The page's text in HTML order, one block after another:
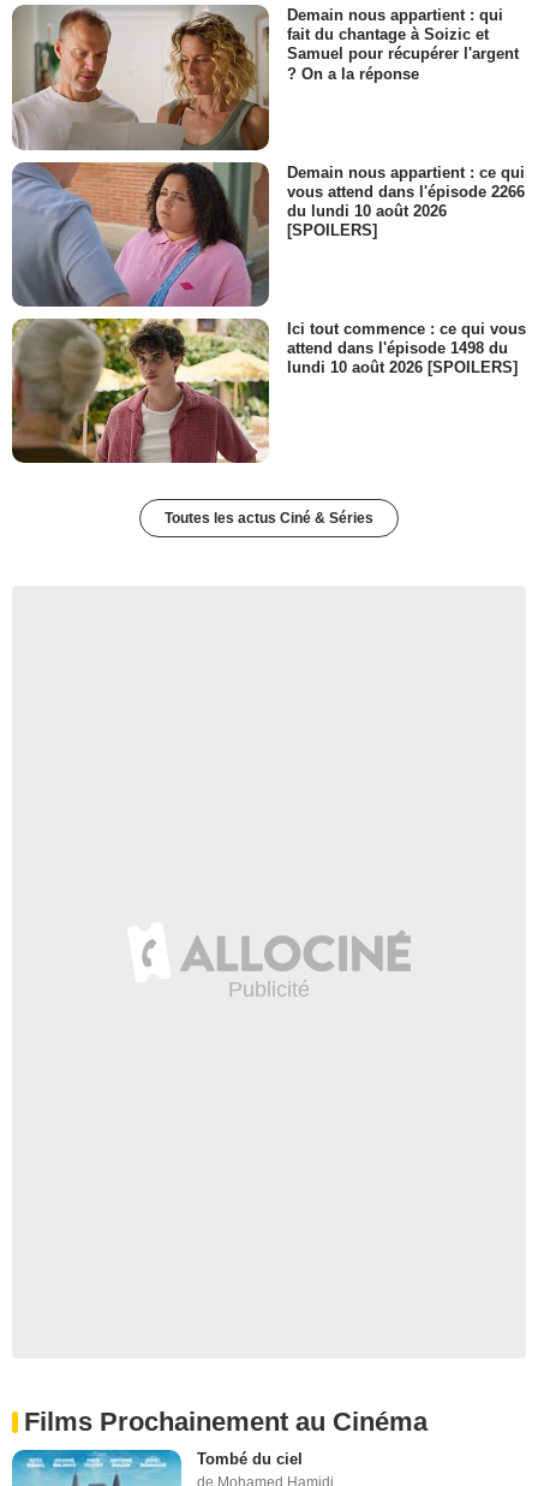
Demain nous appartient : qui
fait du chantage à Soizic et
Samuel pour récupérer l'argent
? On a la réponse
Demain nous appartient : ce qui
vous attend dans l'épisode 2266
du lundi 10 août 2026
[SPOILERS]
Ici tout commence : ce qui vous
attend dans l'épisode 1498 du
lundi 10 août 2026 [SPOILERS]
Toutes les actus Ciné & Séries
Films Prochainement au Cinéma
Tombé du ciel